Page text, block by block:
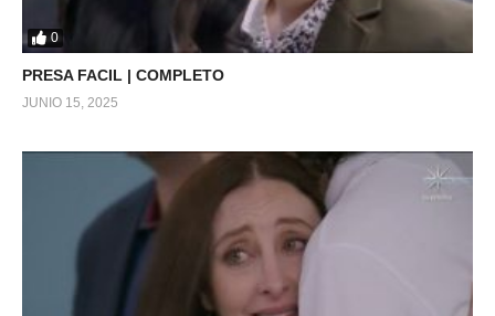
0
PRESA FACIL | COMPLETO
JUNIO 15, 2025